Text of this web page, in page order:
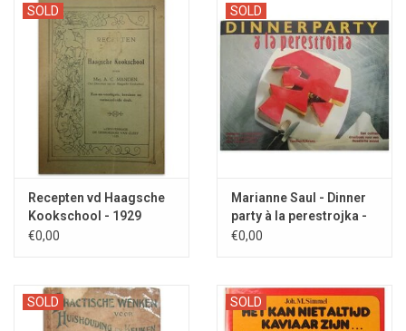
SOLD
Recepten vd Haagsche
Kookschool - 1929
€0,00
SOLD
Marianne Saul - Dinner
party à la perestrojka -
1990
€0,00
SOLD SOLD